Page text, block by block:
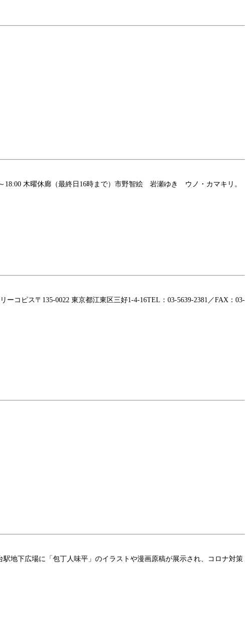
18:00 木曜休廊（最終日16時まで）市野智絵 岩瀬ゆき ウノ・カマキリ。
ピス〒135-0022 東京都江東区三好1-4-16TEL：03-5639-2381／FAX：03-
地下広場に「包丁人味平」のイラストや漫画原稿が展示され、コロナ対策